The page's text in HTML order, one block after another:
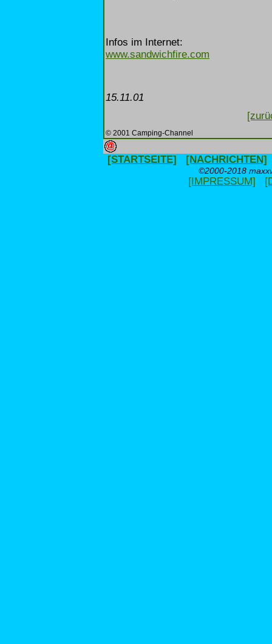
Infos im Internet:
www.sandwichfire.com
15.11.01
© 2001 Camping-Channel
[STARTSEITE] [NACHRICHTEN]
©2000-2018
[IMPRESSUM]